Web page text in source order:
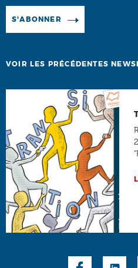
S'ABONNER
VOIR LES PRÉCÉDENTES